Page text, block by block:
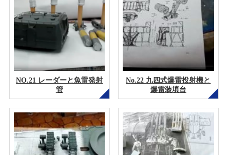
NO.21 レーダーと魚雷発射
管
No.22 九四式爆雷投射機と
爆雷装填台